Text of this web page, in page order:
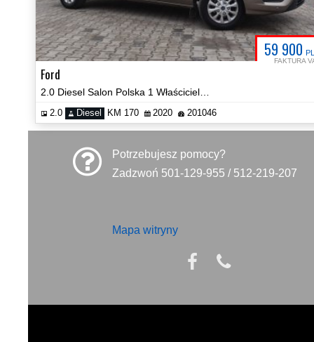
59 900
FAKTURA
Ford
2.0 Diesel KM 170 2020 201046
Potrzebujesz pomocy?
Zadzwoń 501-129-955 / 512-219-207
Mapa witryny